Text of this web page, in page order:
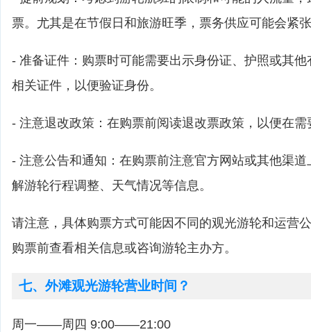
票。尤其是在节假日和旅游旺季，票务供应可能会紧
- 准备证件：购票时可能需要出示身份证、护照或其
相关证件，以便验证身份。
- 注意退改政策：在购票前阅读退改票政策，以便在
- 注意公告和通知：在购票前注意官方网站或其他渠
解游轮行程调整、天气情况等信息。
请注意，具体购票方式可能因不同的观光游轮和运营
购票前查看相关信息或咨询游轮主办方。
七、外滩观光游轮营业时间？
周一——周四 9:00——21:00